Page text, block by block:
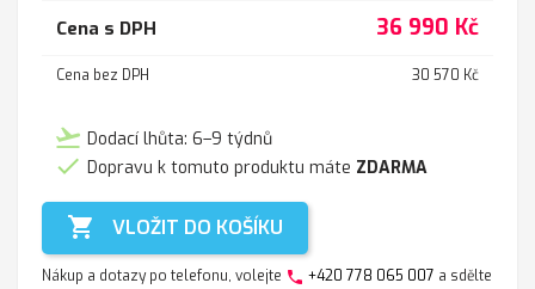
Cena s DPH 36 990 Kč
Cena bez DPH 30 570 Kč
flight_takeoff Dodací lhůta: 6–9 týdnů
 Dopravu k tomuto produktu máte ZDARMA
 VLOŽIT DO KOŠÍKU
Nákup a dotazy po telefonu, volejte phone +420 778 065 007 a sdělte